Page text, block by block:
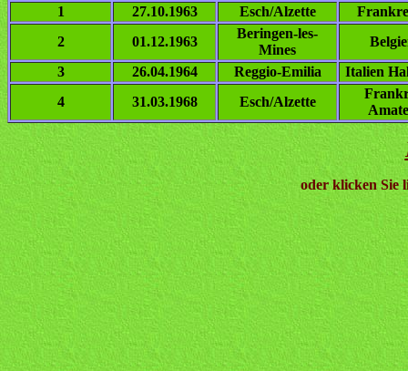
1
27.10.1963 Esch/Alzette
2
01.12.1963
Beringen-les-
Mines
3
26.04.1964 Reggio-Emilia
Italien
4
31.03.1968 Esch/Alzette
oder klicken Sie